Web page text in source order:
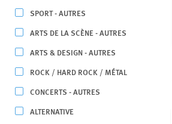
SPORT - AUTRES
ARTS DE LA SCÈNE - AUTRES
ARTS & DESIGN - AUTRES
ROCK / HARD ROCK / MÉTAL
CONCERTS - AUTRES
ALTERNATIVE